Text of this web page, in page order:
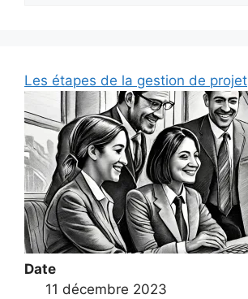
Les étapes de la gestion de projet
Date
11 décembre 2023